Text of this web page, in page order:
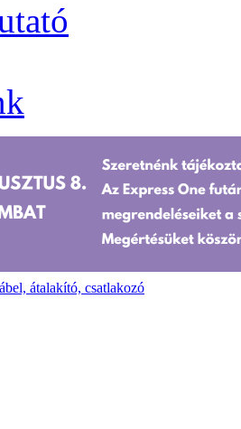
átalakító, csatlakozó